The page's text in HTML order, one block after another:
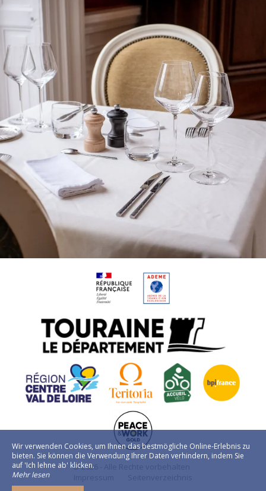
© 2026 - Alle Rechte vorbehalten
Wir verwenden Cookies, um Ihnen das bestmögliche Online-Erlebnis zu
bieten. Sie können die Verwendung Ihrer Daten verhindern, indem Sie
auf 'Ich lehne ab' klicken.
Mehr lesen